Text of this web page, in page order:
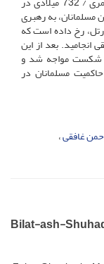
مسلمانان، به رهبرى
رخ داده است که
بعد از این
شکست مواجه شد و
مسلمانان در
غافقى
Bilat-ash-